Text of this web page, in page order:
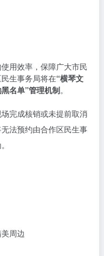
用效率，保障广大市民
生事务局将在“横琴文
名单”管理机制。
完成核销或未提前取消
法预约由合作区民生事
周边